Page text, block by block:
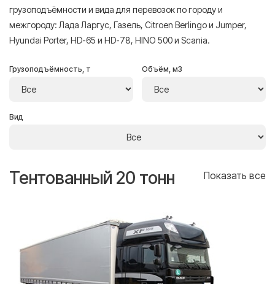
грузоподъёмности и вида для перевозок по городу и
межгороду: Лада Ларгус, Газель, Citroen Berlingo и Jumper,
Hyundai Porter, HD-65 и HD-78, HINO 500 и Scania.
Грузоподъёмность, т Объём, м3
Вид
Тентованный 20 тонн Показать все